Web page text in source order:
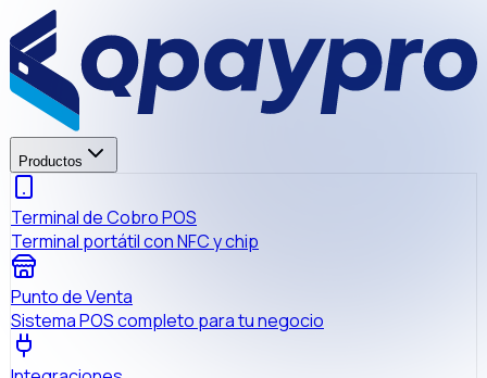
Productos
Terminal de Cobro POS
Terminal portátil con NFC y chip
Punto de Venta
Sistema POS completo para tu negocio